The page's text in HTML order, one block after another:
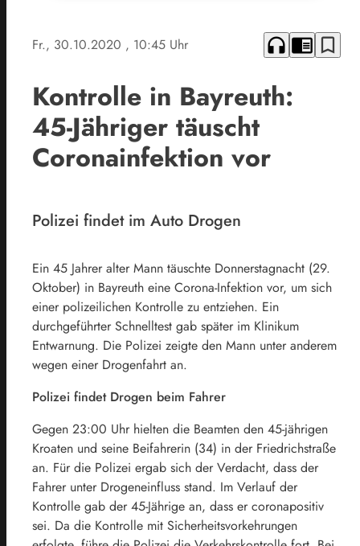
Fr., 30.10.2020 , 10:45 Uhr headphones chrome_reader_mode bookmark_border
Kontrolle in Bayreuth:
45-Jähriger täuscht
Coronainfektion vor
Polizei findet im Auto Drogen
Ein 45 Jahrer alter Mann täuschte Donnerstagnacht (29.
Oktober) in Bayreuth eine Corona-Infektion vor, um sich
einer polizeilichen Kontrolle zu entziehen. Ein
durchgeführter Schnelltest gab später im Klinikum
Entwarnung. Die Polizei zeigte den Mann unter anderem
wegen einer Drogenfahrt an.
Polizei findet Drogen beim Fahrer
Gegen 23:00 Uhr hielten die Beamten den 45-jährigen
Kroaten und seine Beifahrerin (34) in der Friedrichstraße
an. Für die Polizei ergab sich der Verdacht, dass der
Fahrer unter Drogeneinfluss stand. Im Verlauf der
Kontrolle gab der 45-Jährige an, dass er coronapositiv
sei. Da die Kontrolle mit Sicherheitsvorkehrungen